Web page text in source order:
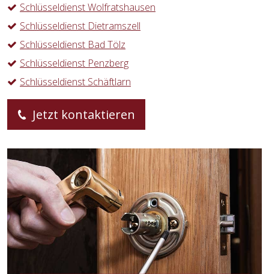
Schlüsseldienst Wolfratshausen
Schlüsseldienst Dietramszell
Schlüsseldienst Bad Tölz
Schlüsseldienst Penzberg
Schlüsseldienst Schäftlarn
Jetzt kontaktieren